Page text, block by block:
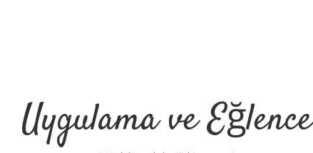
Uygulama ve Eğlence